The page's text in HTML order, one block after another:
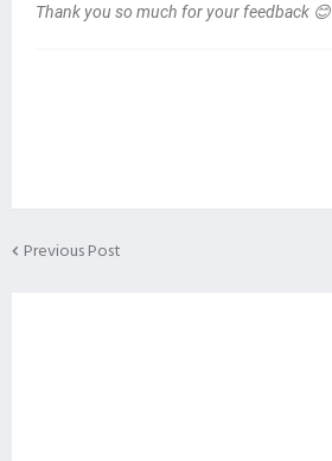
Thank you so much for your feedback 😊
Previous Post